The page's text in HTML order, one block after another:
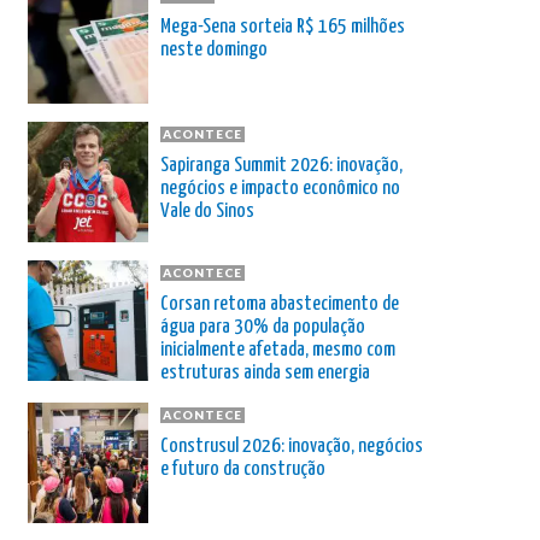
Mega-Sena sorteia R$ 165 milhões
neste domingo
ACONTECE
Sapiranga Summit 2026: inovação,
negócios e impacto econômico no
Vale do Sinos
ACONTECE
Corsan retoma abastecimento de
água para 30% da população
inicialmente afetada, mesmo com
estruturas ainda sem energia
ACONTECE
Construsul 2026: inovação, negócios
e futuro da construção